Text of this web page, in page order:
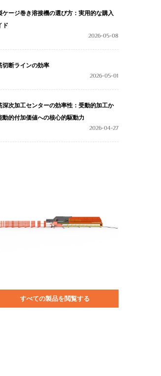
ケージ巻き溶接機の選び方：実用的な購入
ド
2026-05-08
切断ラインの効率
2026-05-01
深次加工センターの効率性：受動的加工か
動的付加価値への核心的駆動力
2026-04-27
すべての製品を閲覧する